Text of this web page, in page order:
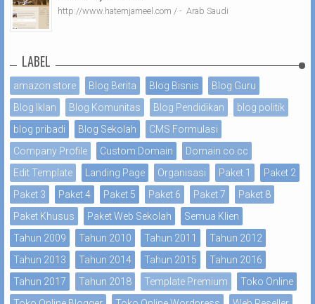
http://www.hatemjameel.com / - Arab Saudi
LABEL
amazon store Blog Berita Blog Bisnis
Blog Guru
Blog Iklan
Blog Komunitas Blog Pendidikan
blog politik
blog pribadi
Blog Sekolah
CMS Formulasi
Company Profile
Custom Domain
Domain co.cc
Edit Template
Landing Page Organisasi Paket 1
Paket 2
Paket 3
Paket 4 Paket 5 Paket 6 Paket 7
Paket 8
Paket Khusus
Paket Web Sekolah
Semua Klien
Tahun 2009
Tahun 2010 Tahun 2011
Tahun 2012
Tahun 2013
Tahun 2014 Tahun 2015
Tahun 2016
Tahun 2017
Tahun 2018 Template Premium
Toko Online